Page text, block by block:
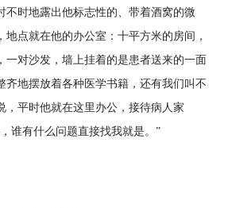
不时地露出他标志性的、带着酒窝的微
点就在他的办公室：十平方米的房间，
一对沙发，墙上挂着的是患者送来的一面
齐地摆放着各种医学书籍，还有我们叫不
，平时他就在这里办公，接待病人家
谁有什么问题直接找我就是。”